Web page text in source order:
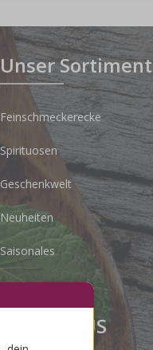
Unser Sortiment
Feinschmeckerecke
Spirituosen
Geschenkwelt
Neuheiten
Saisonales
FOLLOW US